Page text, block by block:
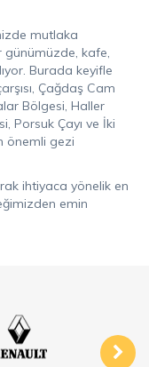
mutlaka
günümüzde, kafe,
Burada keyifle
Çağdaş Cam
Bölgesi, Haller
Porsuk Çayı ve İki
önemli gezi
ihtiyaca yönelik en
emin